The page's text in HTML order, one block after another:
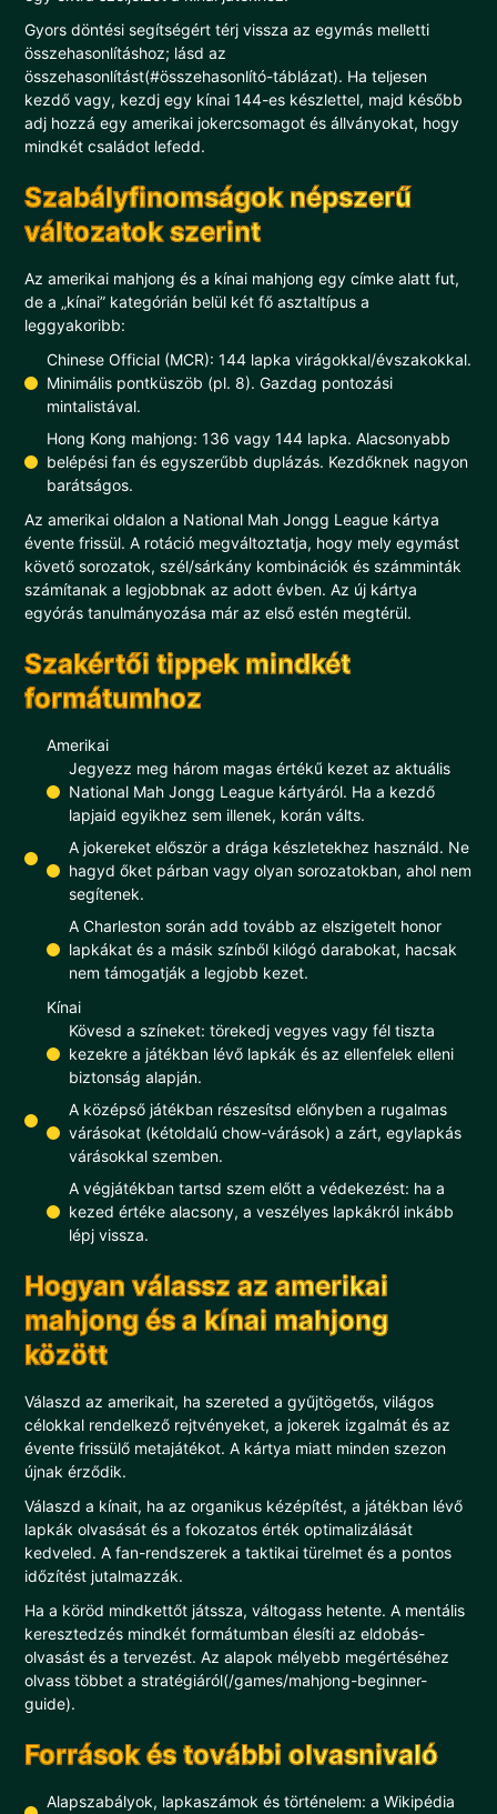
Gyors döntési segítségért térj vissza az egymás melletti
összehasonlításhoz; lásd az
összehasonlítást(#összehasonlító-táblázat). Ha teljesen
kezdő vagy, kezdj egy kínai 144-es készlettel, majd később
adj hozzá egy amerikai jokercsomagot és állványokat, hogy
mindkét családot lefedd.
Szabályfinomságok népszerű
változatok szerint
Az amerikai mahjong és a kínai mahjong egy címke alatt fut,
de a „kínai” kategórián belül két fő asztaltípus a
leggyakoribb:
Chinese Official (MCR): 144 lapka virágokkal/évszakokkal.
Minimális pontküszöb (pl. 8). Gazdag pontozási
mintalistával.
Hong Kong mahjong: 136 vagy 144 lapka. Alacsonyabb
belépési fan és egyszerűbb duplázás. Kezdőknek nagyon
barátságos.
Az amerikai oldalon a National Mah Jongg League kártya
évente frissül. A rotáció megváltoztatja, hogy mely egymást
követő sorozatok, szél/sárkány kombinációk és számminták
számítanak a legjobbnak az adott évben. Az új kártya
egyórás tanulmányozása már az első estén megtérül.
Szakértői tippek mindkét
formátumhoz
Amerikai
Jegyezz meg három magas értékű kezet az aktuális
National Mah Jongg League kártyáról. Ha a kezdő
lapjaid egyikhez sem illenek, korán válts.
A jokereket először a drága készletekhez használd. Ne
hagyd őket párban vagy olyan sorozatokban, ahol nem
segítenek.
A Charleston során add tovább az elszigetelt honor
lapkákat és a másik színből kilógó darabokat, hacsak
nem támogatják a legjobb kezet.
Kínai
Kövesd a színeket: törekedj vegyes vagy fél tiszta
kezekre a játékban lévő lapkák és az ellenfelek elleni
biztonság alapján.
A középső játékban részesítsd előnyben a rugalmas
várásokat (kétoldalú chow-várások) a zárt, egylapkás
várásokkal szemben.
A végjátékban tartsd szem előtt a védekezést: ha a
kezed értéke alacsony, a veszélyes lapkákról inkább
lépj vissza.
Hogyan válassz az amerikai
mahjong és a kínai mahjong
között
Válaszd az amerikait, ha szereted a gyűjtögetős, világos
célokkal rendelkező rejtvényeket, a jokerek izgalmát és az
évente frissülő metajátékot. A kártya miatt minden szezon
újnak érződik.
Válaszd a kínait, ha az organikus kézépítést, a játékban lévő
lapkák olvasását és a fokozatos érték optimalizálását
kedveled. A fan-rendszerek a taktikai türelmet és a pontos
időzítést jutalmazzák.
Ha a köröd mindkettőt játssza, váltogass hetente. A mentális
keresztedzés mindkét formátumban élesíti az eldobás-
olvasást és a tervezést. Az alapok mélyebb megértéséhez
olvass többet a stratégiáról(/games/mahjong-beginner-
guide).
Források és további olvasnivaló
Alapszabályok, lapkaszámok és történelem: a Wikipédia